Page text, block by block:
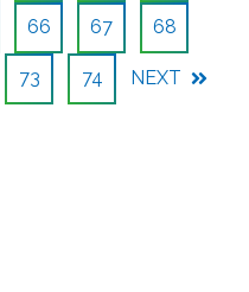
66 67 68
73 74 NEXT